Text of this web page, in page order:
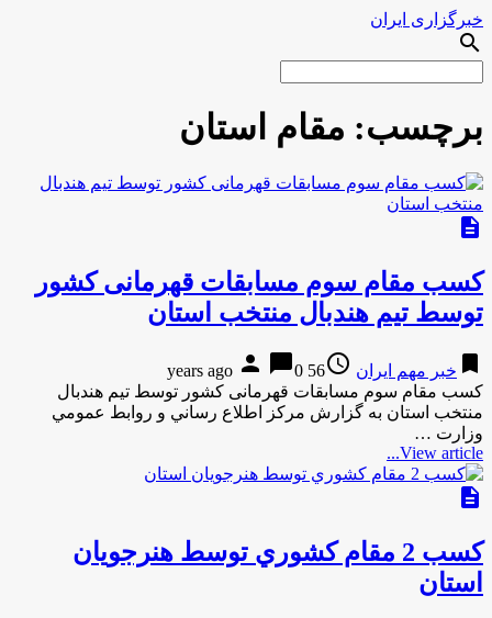
خبرگزاری ایران
search
برچسب: مقام استان
description
کسب مقام سوم مسابقات قهرمانی کشور
توسط تیم هندبال منتخب استان
bookmark خبر مهم ایران access_time
56 years ago
person chat_bubble0
کسب مقام سوم مسابقات قهرمانی کشور توسط تیم هندبال
منتخب استان به گزارش مركز اطلاع رساني و روابط عمومي
وزارت …
View article...
description
كسب 2 مقام كشوري توسط هنرجويان
استان